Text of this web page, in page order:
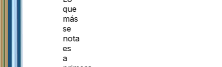
que
más
se
nota
es
a